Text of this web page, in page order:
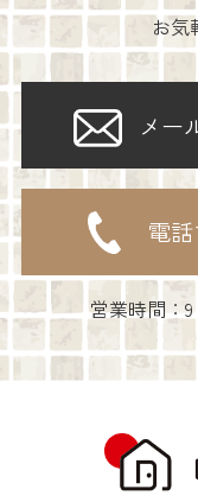
お気
メー
電
営業時間：